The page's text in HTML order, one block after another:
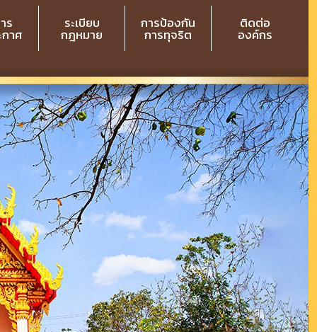
ร
กาศ
ระเบียบ
กฎหมาย
การป้องกัน
การทุจริต
ติดต่อ
องค์กร